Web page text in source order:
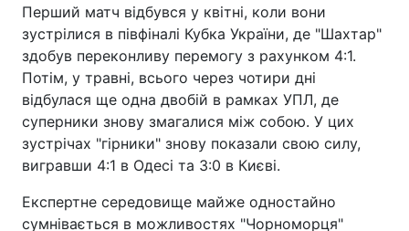
Перший матч відбувся у квітні, коли вони
зустрілися в півфіналі Кубка України, де "Шахтар"
здобув переконливу перемогу з рахунком 4:1.
Потім, у травні, всього через чотири дні
відбулася ще одна двобій в рамках УПЛ, де
суперники знову змагалися між собою. У цих
зустрічах "гірники" знову показали свою силу,
вигравши 4:1 в Одесі та 3:0 в Києві.
Експертне середовище майже одностайно
сумнівається в можливостях "Чорноморця"